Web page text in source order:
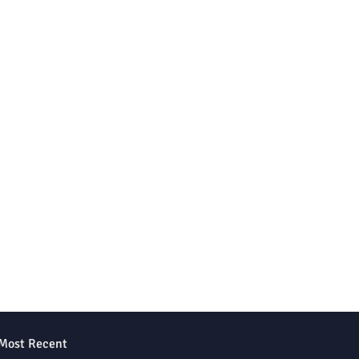
Recent